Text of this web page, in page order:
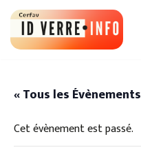
Aller
au
« Tous les Évènements
Cet évènement est passé.